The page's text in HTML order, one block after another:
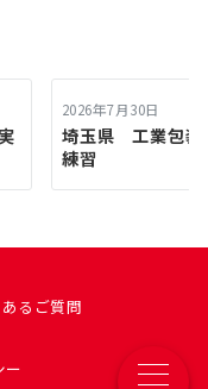
2026年7月30日
埼玉県 工業包
練習
るご質問
ー